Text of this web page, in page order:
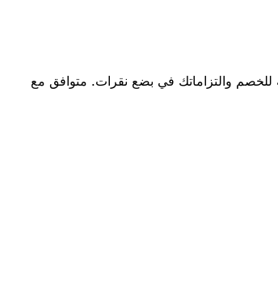
للخصم والتزاماتك في بضع نقرات. متوافق مع